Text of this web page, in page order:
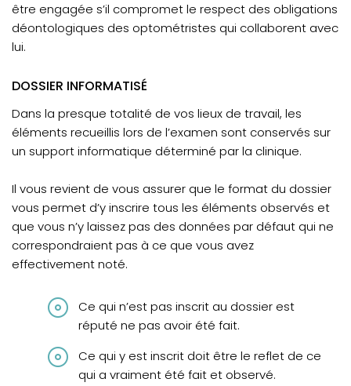
être engagée s’il compromet le respect des obligations
déontologiques des optométristes qui collaborent avec
lui.
DOSSIER INFORMATISÉ
Dans la presque totalité de vos lieux de travail, les
éléments recueillis lors de l’examen sont conservés sur
un support informatique déterminé par la clinique.
Il vous revient de vous assurer que le format du dossier
vous permet d’y inscrire tous les éléments observés et
que vous n’y laissez pas des données par défaut qui ne
correspondraient pas à ce que vous avez
effectivement noté.
Ce qui n’est pas inscrit au dossier est
réputé ne pas avoir été fait.
Ce qui y est inscrit doit être le reflet de ce
qui a vraiment été fait et observé.